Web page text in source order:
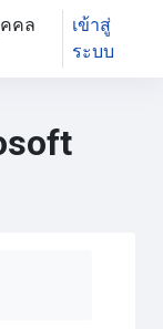
คล
เข้าสู่
ระบบ